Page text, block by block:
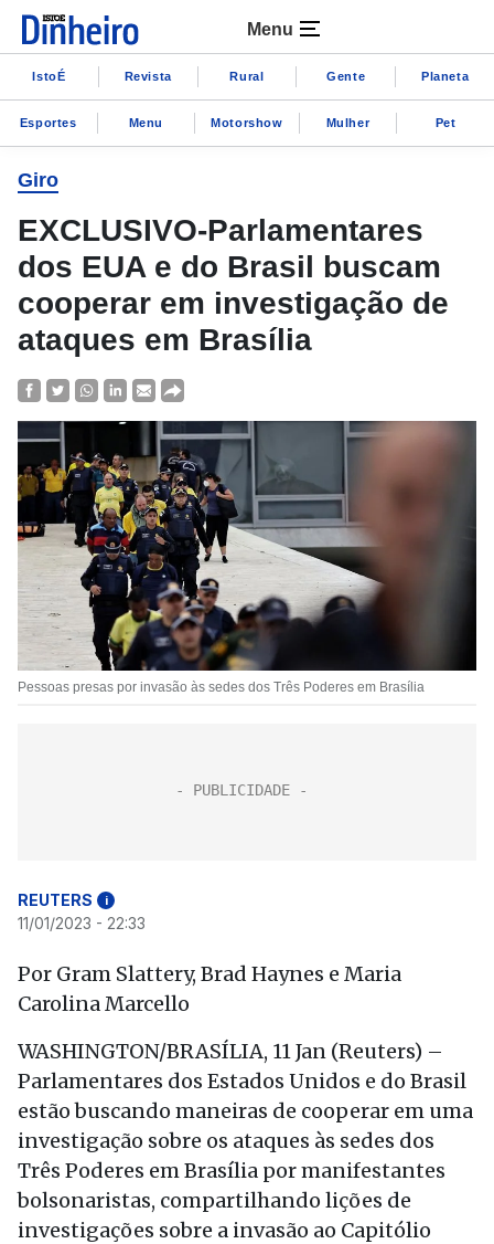
Menu
IstoÉ Revista Rural Gente Planeta
Esportes Menu Motorshow Mulher Pet
Giro
EXCLUSIVO-Parlamentares
dos EUA e do Brasil buscam
cooperar em investigação de
ataques em Brasília
Pessoas presas por invasão às sedes dos Três Poderes em Brasília
REUTERS i
11/01/2023 - 22:33
Por Gram Slattery, Brad Haynes e Maria
Carolina Marcello
WASHINGTON/BRASÍLIA, 11 Jan (Reuters) –
Parlamentares dos Estados Unidos e do Brasil
estão buscando maneiras de cooperar em uma
investigação sobre os ataques às sedes dos
Três Poderes em Brasília por manifestantes
bolsonaristas, compartilhando lições de
investigações sobre a invasão ao Capitólio